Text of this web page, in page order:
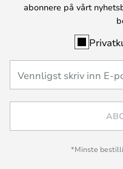
abonnere på vårt
*Minste